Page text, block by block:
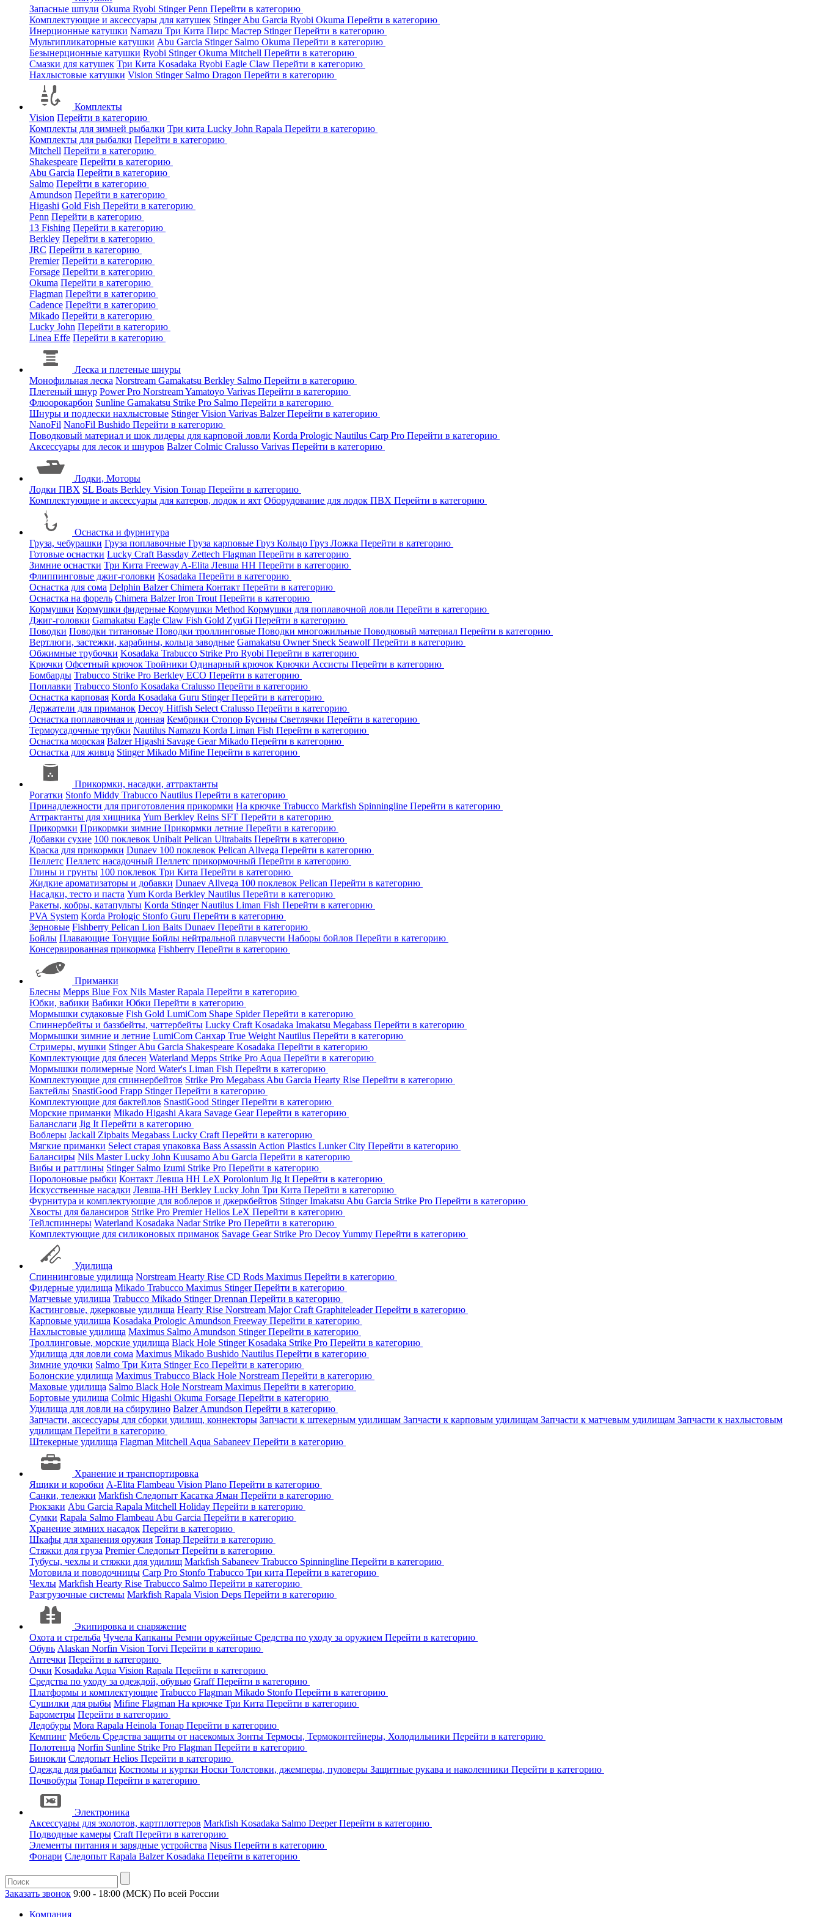
Запасные шпули Okuma Ryobi StingerPenn Перейти в категорию
Комплектующие и аксессуары для катушек StingerAbu Garcia Ryobi Okuma Перейти в категорию
Инерционные катушки Namazu Три Кита Пирс Мастер StingerПерейти в категорию
Мультипликаторные катушки Abu Garcia Stinger Salmo Okuma Перейти в категорию
Безынерционные катушки Ryobi StingerOkuma Mitchell Перейти в категорию
Смазки для катушек Три Кита Kosadaka Ryobi Eagle Claw Перейти в категорию
Нахлыстовые катушки Vision Stinger Salmo Dragon Перейти в категорию
Комплекты
Vision Перейти в категорию
Комплекты для зимней рыбалки Три кита Lucky John Rapala Перейти в категорию
Комплекты для рыбалки Перейти в категорию
Mitchell Перейти в категорию
Shakespeare Перейти в категорию
Abu Garcia Перейти в категорию
Salmo Перейти в категорию
Amundson Перейти в категорию
Higashi Gold Fish Перейти в категорию
Penn Перейти в категорию
13 Fishing Перейти в категорию
Berkley Перейти в категорию
JRC Перейти в категорию
Premier Перейти в категорию
Forsage Перейти в категорию
Okuma Перейти в категорию
Flagman Перейти в категорию
Cadence Перейти в категорию
Mikado Перейти в категорию
Lucky John Перейти в категорию
Linea Effe Перейти в категорию
Леска и плетеные шнуры
Монофильная леска Norstream Gamakatsu Berkley Salmo Перейти в категорию
Плетеный шнур Power Pro NorstreamYamatoyo Varivas Перейти в категорию
Флюорокарбон Sunline Gamakatsu Strike Pro Salmo Перейти в категорию
Шнуры и подлески нахлыстовые StingerVision Varivas BalzerПерейти в категорию
NanoFil NanoFil Bushido Перейти в категорию
Поводковый материал и шок лидеры для карповой ловли Korda Prologic Nautilus Carp Pro Перейти в категорию
Аксессуары для лесок и шнуров BalzerColmic Cralusso Varivas Перейти в категорию
Лодки, Моторы
Лодки ПВХ SL Boats Berkley Vision Тонар Перейти в категорию
Комплектующие и аксессуары для катеров, лодок и яхт Оборудование для лодок ПВХ Перейти в категорию
Оснастка и фурнитура
Груза, чебурашки Груза поплавочные Груза карповые Груз Кольцо Груз Ложка Перейти в категорию
Готовые оснастки Lucky Craft Bassday Zettech Flagman Перейти в категорию
Зимние оснастки Три Кита Freeway A-Elita Левша НН Перейти в категорию
Флиппинговые джиг-головки Kosadaka Перейти в категорию
Оснастка для сома Delphin BalzerChimera Контакт Перейти в категорию
Оснастка на форель Chimera BalzerIron Trout Перейти в категорию
Кормушки Кормушки фидерные Кормушки Method Кормушки для поплавочной ловли Перейти в категорию
Джиг-головки Gamakatsu Eagle Claw Fish Gold ZyuGi Перейти в категорию
Поводки Поводки титановые Поводки троллинговые Поводки многожильные Поводковый материал Перейти в категорию
Вертлюги, застежки, карабины, кольца заводные Gamakatsu Owner Sneck SeawolfПерейти в категорию
Обжимные трубочки Kosadaka Trabucco Strike Pro Ryobi Перейти в категорию
Крючки Офсетный крючок Тройники Одинарный крючок Крючки Ассисты Перейти в категорию
Бомбарды Trabucco Strike Pro Berkley ECO Перейти в категорию
Поплавки Trabucco Stonfo Kosadaka Cralusso Перейти в категорию
Оснастка карповая Korda Kosadaka Guru StingerПерейти в категорию
Держатели для приманок Decoy Hitfish Select Cralusso Перейти в категорию
Оснастка поплавочная и донная Кембрики Стопор Бусины Светлячки Перейти в категорию
Термоусадочные трубки Nautilus Namazu Korda Liman Fish Перейти в категорию
Оснастка морская BalzerHigashi Savage GearMikado Перейти в категорию
Оснастка для живца StingerMikado Mifine Перейти в категорию
Прикормки, насадки, аттрактанты
Рогатки Stonfo Middy Trabucco Nautilus Перейти в категорию
Принадлежности для приготовления прикормки На крючке Trabucco Markfish Spinningline Перейти в категорию
Аттрактанты для хищника Yum Berkley Reins SFT Перейти в категорию
Прикормки Прикормки зимние Прикормки летние Перейти в категорию
Добавки сухие 100 поклевок Unibait Pelican Ultrabaits Перейти в категорию
Краска для прикормки Dunaev 100 поклевок Pelican Allvega Перейти в категорию
Пеллетс Пеллетс насадочный Пеллетс прикормочный Перейти в категорию
Глины и грунты 100 поклевок Три Кита Перейти в категорию
Жидкие ароматизаторы и добавки Dunaev Allvega 100 поклевок Pelican Перейти в категорию
Насадки, тесто и паста Yum Korda Berkley Nautilus Перейти в категорию
Ракеты, кобры, катапульты Korda StingerNautilus Liman Fish Перейти в категорию
PVA System Korda Prologic Stonfo Guru Перейти в категорию
Зерновые Fishberry Pelican Lion Baits Dunaev Перейти в категорию
Бойлы Плавающие Тонущие Бойлы нейтральной плавучести Наборы бойлов Перейти в категорию
Консервированная прикормка Fishberry Перейти в категорию
Приманки
Блесны Mepps Blue Fox Nils MasterRapala Перейти в категорию
Юбки, вабики Вабики Юбки Перейти в категорию
Мормышки судаковые Fish Gold LumiCom Shape SpiderПерейти в категорию
Спиннербейты и баззбейты, чаттербейты Lucky Craft Kosadaka Imakatsu Megabass Перейти в категорию
Мормышки зимние и летние LumiCom Санхар True Weight Nautilus Перейти в категорию
Стримеры, мушки StingerAbu Garcia Shakespeare Kosadaka Перейти в категорию
Комплектующие для блесен Waterland Mepps Strike Pro Aqua Перейти в категорию
Мормышки полимерные Nord Water's Liman Fish Перейти в категорию
Комплектующие для спиннербейтов Strike Pro Megabass Abu Garcia Hearty Rise Перейти в категорию
Бактейлы SnastiGood Frapp StingerПерейти в категорию
Комплектующие для бактейлов SnastiGood StingerПерейти в категорию
Морские приманки Mikado Higashi Akara Savage GearПерейти в категорию
Баланслаги Jig It Перейти в категорию
Воблеры Jackall Zipbaits Megabass Lucky Craft Перейти в категорию
Мягкие приманки Select старая упаковка Bass Assassin Action Plastics Lunker City Перейти в категорию
Балансиры Nils MasterLucky John Kuusamo Abu Garcia Перейти в категорию
Вибы и раттлины Stinger Salmo Izumi Strike Pro Перейти в категорию
Поролоновые рыбки Контакт Левша НН LeX Porolonium Jig It Перейти в категорию
Искусственные насадки Левша-НН Berkley Lucky John Три Кита Перейти в категорию
Фурнитура и комплектующие для воблеров и джеркбейтов StingerImakatsu Abu Garcia Strike Pro Перейти в категорию
Хвосты для балансиров Strike Pro PremierHelios LeX Перейти в категорию
Тейлспиннеры Waterland Kosadaka Nadar Strike Pro Перейти в категорию
Комплектующие для силиконовых приманок Savage Gear Strike Pro DecoyYummy Перейти в категорию
Удилища
Спиннинговые удилища Norstream Hearty Rise CD Rods Maximus Перейти в категорию
Фидерные удилища Mikado Trabucco Maximus StingerПерейти в категорию
Матчевые удилища Trabucco Mikado StingerDrennan Перейти в категорию
Кастинговые, джерковые удилища Hearty Rise Norstream Major Craft GraphiteleaderПерейти в категорию
Карповые удилища Kosadaka Prologic Amundson Freeway Перейти в категорию
Нахлыстовые удилища Maximus Salmo Amundson StingerПерейти в категорию
Троллинговые, морские удилища Black Hole StingerKosadaka Strike Pro Перейти в категорию
Удилища для ловли сома Maximus Mikado Bushido Nautilus Перейти в категорию
Зимние удочки Salmo Три Кита StingerEco Перейти в категорию
Болонские удилища Maximus Trabucco Black Hole Norstream Перейти в категорию
Маховые удилища Salmo Black Hole Norstream Maximus Перейти в категорию
Бортовые удилища Colmic Higashi Okuma Forsage Перейти в категорию
Удилища для ловли на сбирулино BalzerAmundson Перейти в категорию
Запчасти, аксессуары для сборки удилищ, коннекторы Запчасти к штекерным удилищам Запчасти к карповым удилищам Запчасти к матчевым удилищам Запчасти к нахлыстовым
удилищам Перейти в категорию
Штекерные удилища Flagman Mitchell Aqua Sabaneev Перейти в категорию
Хранение и транспортировка
Ящики и коробки A-Elita Flambeau Vision Plano Перейти в категорию
Санки, тележки Markfish Следопыт Касатка Яман Перейти в категорию
Рюкзаки Abu Garcia Rapala Mitchell Holiday Перейти в категорию
Сумки Rapala Salmo Flambeau Abu Garcia Перейти в категорию
Хранение зимних насадок Перейти в категорию
Шкафы для хранения оружия Тонар Перейти в категорию
Стяжки для груза PremierСледопыт Перейти в категорию
Тубусы, чехлы и стяжки для удилищ Markfish Sabaneev Trabucco Spinningline Перейти в категорию
Мотовила и поводочницы Carp Pro Stonfo Trabucco Три кита Перейти в категорию
Чехлы Markfish Hearty Rise Trabucco Salmo Перейти в категорию
Разгрузочные системы Markfish Rapala Vision Deps Перейти в категорию
Экипировка и снаряжение
Охота и стрельба Чучела Капканы Ремни оружейные Средства по уходу за оружием Перейти в категорию
Обувь Alaskan Norfin Vision Torvi Перейти в категорию
Аптечки Перейти в категорию
Очки Kosadaka Aqua Vision Rapala Перейти в категорию
Средства по уходу за одеждой, обувью GraffПерейти в категорию
Платформы и комплектующие Trabucco Flagman Mikado Stonfo Перейти в категорию
Сушилки для рыбы Mifine Flagman На крючке Три Кита Перейти в категорию
Барометры Перейти в категорию
Ледобуры Mora Rapala Heinola Тонар Перейти в категорию
Кемпинг Мебель Средства защиты от насекомых Зонты Термосы, Термоконтейнеры, Холодильники Перейти в категорию
Полотенца Norfin Sunline Strike Pro Flagman Перейти в категорию
Бинокли Следопыт Helios Перейти в категорию
Одежда для рыбалки Костюмы и куртки Носки Толстовки, джемперы, пуловеры Защитные рукава и наколенники Перейти в категорию
Почвобуры Тонар Перейти в категорию
Электроника
Аксессуары для эхолотов, картплоттеров Markfish Kosadaka Salmo DeeperПерейти в категорию
Подводные камеры Craft Перейти в категорию
Элементы питания и зарядные устройства Nisus Перейти в категорию
Фонари Следопыт Rapala BalzerKosadaka Перейти в категорию
Заказать звонок 9:00 - 18:00 (МСК) По всей России
Компания